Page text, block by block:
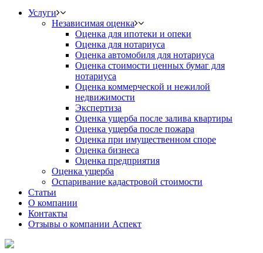
Услуги
Независимая оценка
Оценка для ипотеки и опеки
Оценка для нотариуса
Оценка автомобиля для нотариуса
Оценка стоимости ценных бумаг для
нотариуса
Оценка коммерческой и нежилой
недвижимости
Экспертиза
Оценка ущерба после залива квартиры
Оценка ущерба после пожара
Оценка при имущественном споре
Оценка бизнеса
Оценка предприятия
Оценка ущерба
Оспаривание кадастровой стоимости
Статьи
О компании
Контакты
Отзывы о компании Аспект